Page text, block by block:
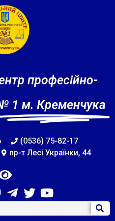
професійно-
1 м. Кременчука
(0536) 75-82-17
пр-т Лесі Українки, 44